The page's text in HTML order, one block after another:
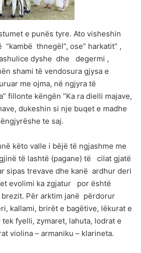
e punës tyre. Ato visheshin
thnegël”, ose” harkatit” ,
dyshe dhe degermi ,
shami të vendosura gjysa e
me ojma, në ngjyra të
fillonte këngën “Ka ra dielli majave,
dukeshin si nje buqet e madhe
te saj.
këto valle i bëjë të ngjashme me
të lashtë (pagane) të cilat gjatë
sipas trevave dhe kanë ardhur deri
evolimi ka zgjatur por është
Për arktim janë përdorur
kallami, brirët e bagëtive, lëkurat e
fyelli, zymaret, lahuta, lodrat e
violina – armaniku – klarineta.